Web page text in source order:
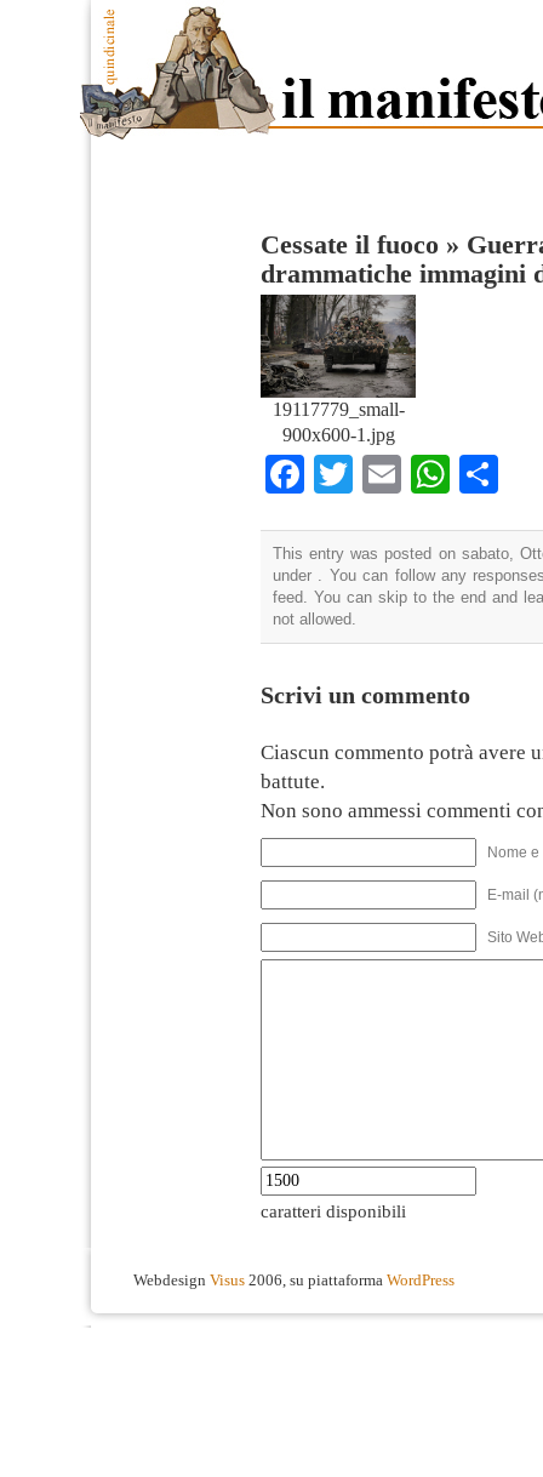
Cessate il fuoco »
drammatiche immagini
19117779_small-
900x600-1.jpg
Facebook
TwitterEmail
This entry was posted on sabato,
under . You can follow any
feed. You can skip to the end and
not allowed.
Scrivi un commento
Ciascun commento potrà avere
battute.
Non sono ammessi commenti
Nome
E-mail
Sito
caratteri disponibili
Webdesign Visus 2006, su piattaforma WordPress